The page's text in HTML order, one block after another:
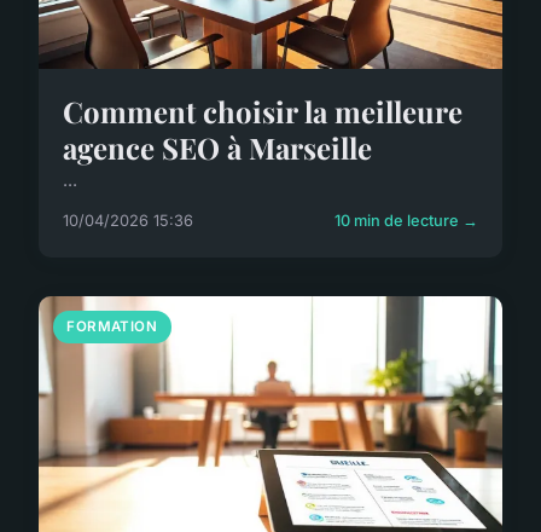
Comment choisir la meilleure
agence SEO à Marseille
...
10/04/2026 15:36 10 min de lecture →
FORMATION